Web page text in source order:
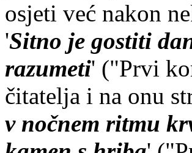
osjeti već nakon
'Sitno je gostiti
razumeti' ("Prvi
čitatelja i na onu
v nočnem ritmu